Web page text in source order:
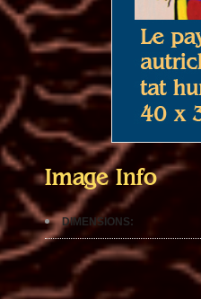
Image Info
DIMENSIONS: